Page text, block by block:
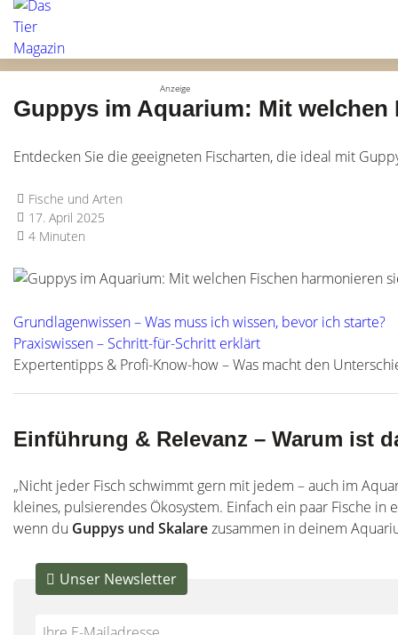
Guppys im Aquarium: Mit
Entdecken Sie die geeigneten Fischarten, die ideal mit
Fische und Arten
17. April 2025
4 Minuten
Grundlagenwissen – Was muss ich wissen, bevor ich starte?
Praxiswissen – Schritt-für-Schritt erklärt
Expertentipps & Profi-Know-how – Was macht den
Einführung & Relevanz – Warum ist
„Nicht jeder Fisch schwimmt gern mit jedem – auch im
kleines, pulsierendes Ökosystem. Einfach ein paar Fische
wenn du Guppys und Skalarezusammen in deinem
Do
Unser Newsletter
*Ihre